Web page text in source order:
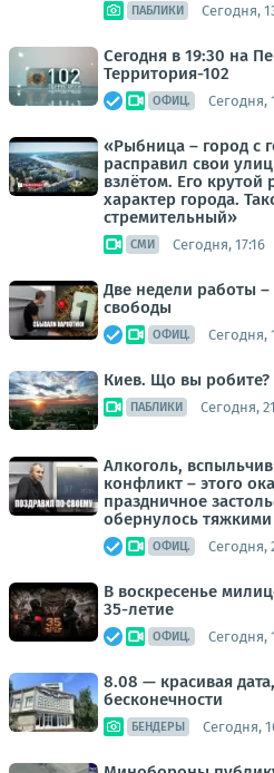
ПАБЛИКИ Сегодня,
Сегодня в 19:30 на
Территория-102
ОФИЦ. Сегодня,
«Рыбница – город с
расправил свои
взлётом. Его крутой
характер города.
стремительный»
СМИ Сегодня, 17:16
Две недели работы
свободы
ОФИЦ. Сегодня,
Киев. Що вы робите?
ПАБЛИКИ Сегодня,
Алкоголь,
конфликт – этого
праздничное
обернулось
ОФИЦ. Сегодня,
В воскресенье
35-летие
ОФИЦ. Сегодня,
8.08 — красивая
бесконечности
БЕНДЕРЫ Сегодня,